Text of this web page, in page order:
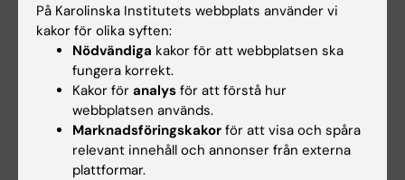
Hade du nytta av informationen på denna sida?
Yes
No
På Karolinska Institutets webbplats använder vi
kakor för olika syften:
Nödvändiga kakor för att webbplatsen ska
fungera korrekt.
Kakor för analys för att förstå hur
webbplatsen används.
Marknadsföringskakor för att visa och spåra
relevant innehåll och annonser från externa
plattformar.